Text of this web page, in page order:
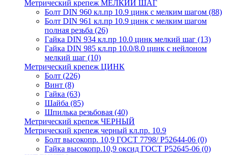
Метрический крепеж МЕЛКИЙ ШАГ
Болт DIN 960 кл.пр 10.9 цинк с мелким шагом (88)
Болт DIN 961 кл.пр 10.9 цинк с мелким шагом
полная резьба (26)
Гайка DIN 934 кл.пр 10.0 цинк мелкий шаг (13)
Гайка DIN 985 кл.пр 10.0/8.0 цинк с нейлоном
мелкий шаг (10)
Метрический крепеж ЦИНК
Болт (226)
Винт (8)
Гайка (63)
Шайба (85)
Шпилька резьбовая (40)
Метрический крепеж ЧЕРНЫЙ
Метрический крепеж черный кл.пр. 10.9
Болт высокопр. 10,9 ГОСТ 7798/ Р52644-06 (0)
Гайка высокопр.10,9 оксид ГОСТ Р52645-06 (0)